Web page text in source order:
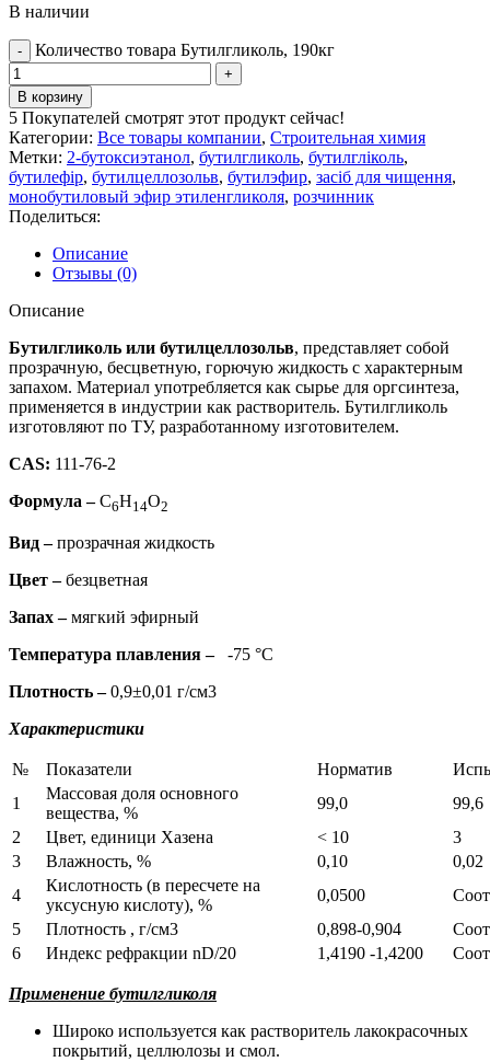
В наличии
Количество товара Бутилгликоль, 190кг
В корзину
5 Покупателей смотрят этот продукт сейчас!
Категории: Все товары компании, Строительная химия
Метки: 2-​бутоксиэтанол, бутилгликоль, бутилгліколь,
бутилефір, бутилцеллозольв, бутилэфир, засіб для чищення,
монобутиловый эфир этиленгликоля, розчинник
Поделиться:
Описание
Отзывы (0)
Описание
Бутилгликоль или бутилцеллозольв, представляет собой
прозрачную, бесцветную, горючую жидкость с характерным
запахом. Материал употребляется как сырье для оргсинтеза,
применяется в индустрии как растворитель. Бутилгликоль
изготовляют по ТУ, разработанному изготовителем.
CAS: 111-76-2
Формула –C6H14O2
Вид –прозрачная жидкость
Цвет –безцветная
Запах –мягкий эфирный
Температура плавления –
-75 °C
Плотность –0,9±0,01 г/см3
Характеристики
№ Показатели Норматив
1
Массовая доля основного
вещества, %
99,0
99,6
2
Цвет, единици Хазена < 10
3
3
Влажность, % 0,10
0,02
4
Кислотность (в пересчете на
уксусную кислоту), %
0,0500
5
Плотность , г/см3 0,898-0,904
6
Индекс рефракции nD/20 1,4190 -1,4200
Применение бутилгликоля
Широко используется как растворитель лакокрасочных
покрытий, целлюлозы и смол.